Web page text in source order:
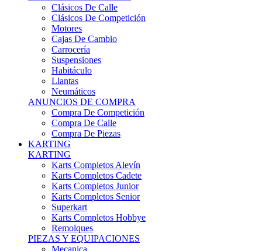
Clásicos De Competición
Motores
Cajas De Cambio
Carrocería
Suspensiones
Habitáculo
Llantas
Neumáticos
ANUNCIOS DE COMPRA
Compra De Competición
Compra De Calle
Compra De Piezas
KARTING
KARTING
Karts Completos Alevín
Karts Completos Cadete
Karts Completos Junior
Karts Completos Senior
Superkart
Karts Completos Hobbye
Remolques
PIEZAS Y EQUIPACIONES
Mecanica
Chasis Y Repuestos